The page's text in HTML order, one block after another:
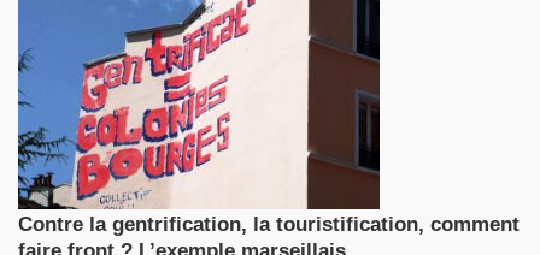
Contre la gentrification, la touristification, comment
faire front ? L’exemple marseillais